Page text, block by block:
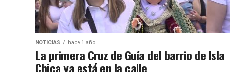
NOTICIAS hace 1 año
La primera Cruz de Guía del barrio de Isla
Chica ya está en la calle